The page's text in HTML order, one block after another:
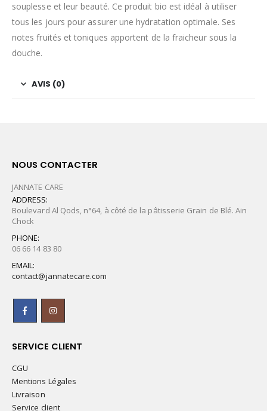
souplesse et leur beauté. Ce produit bio est idéal à utiliser
tous les jours pour assurer une hydratation optimale. Ses
notes fruités et toniques apportent de la fraicheur sous la
douche.
AVIS (0)
NOUS CONTACTER
JANNATE CARE
ADDRESS:
Boulevard Al Qods, n°64, à côté de la pâtisserie Grain de Blé. Ain
Chock
PHONE:
06 66 14 83 80
EMAIL:
contact@jannatecare.com
SERVICE CLIENT
CGU
Mentions Légales
Livraison
Service client